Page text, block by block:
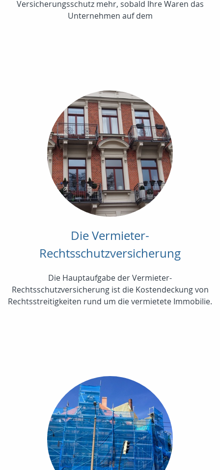
Versicherungsschutz mehr, sobald Ihre Waren das
Unternehmen auf dem
Die Vermieter-
Rechtsschutzversicherung
Die Hauptaufgabe der Vermieter-
Rechtsschutzversicherung ist die Kostendeckung von
Rechtsstreitigkeiten rund um die vermietete Immobilie.